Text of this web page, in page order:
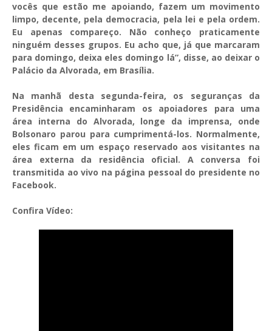
vocês que estão me apoiando, fazem um movimento
limpo, decente, pela democracia, pela lei e pela ordem.
Eu apenas compareço. Não conheço praticamente
ninguém desses grupos. Eu acho que, já que marcaram
para domingo, deixa eles domingo lá”, disse, ao deixar o
Palácio da Alvorada, em Brasília.
Na manhã desta segunda-feira, os seguranças da
Presidência encaminharam os apoiadores para uma
área interna do Alvorada, longe da imprensa, onde
Bolsonaro parou para cumprimentá-los. Normalmente,
eles ficam em um espaço reservado aos visitantes na
área externa da residência oficial. A conversa foi
transmitida ao vivo na página pessoal do presidente no
Facebook.
Confira Vídeo: